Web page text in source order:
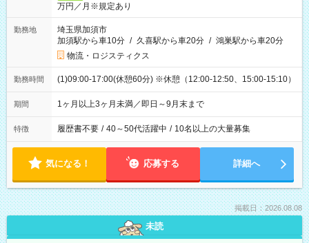
万円／月※規定あり
勤務地
埼玉県加須市
加須駅から車10分 / 久喜駅から車20分 / 鴻巣駅から車20分
物流・ロジスティクス
勤務時間 (1)09:00-17:00(休憩60分) ※休憩（12:00-12:50、15:00-15:10）
期間 1ヶ月以上3ヶ月未満／即日～9月末まで
特徴 履歴書不要 / 40～50代活躍中 / 10名以上の大量募集
気になる！ 応募する 詳細へ
掲載日：2026.08.08
未読